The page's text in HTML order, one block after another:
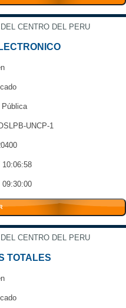
CENTRO DEL PERU
Pública
UNCP-1
10:06:58
09:30:00
CENTRO DEL PERU
TOTALES